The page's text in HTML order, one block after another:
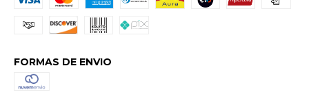
FORMAS DE ENVIO